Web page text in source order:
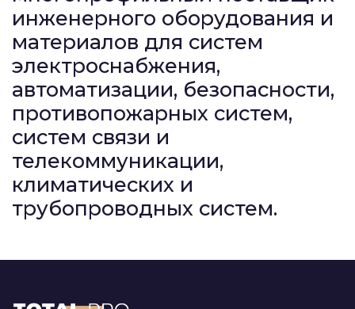
инженерного оборудования и
материалов для систем
электроснабжения,
автоматизации, безопасности,
противопожарных систем,
систем связи и
телекоммуникации,
климатических и
трубопроводных систем.